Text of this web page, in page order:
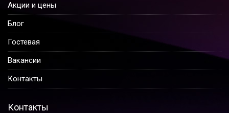
Акции и цены
Блог
Гостевая
Вакансии
Контакты
Контакты